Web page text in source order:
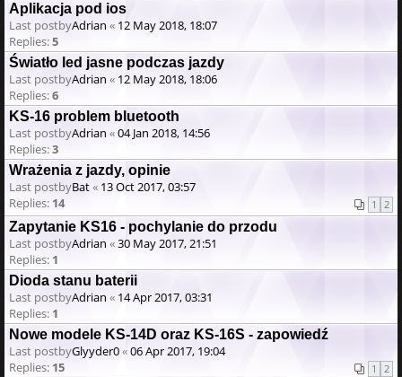
Aplikacja pod ios
Last postbyAdrian « 12 May 2018, 18:07
Replies:5
Światło led jasne podczas jazdy
Last postbyAdrian « 12 May 2018, 18:06
Replies:6
KS-16 problem bluetooth
Last postbyAdrian «04 Jan 2018, 14:56
Replies:3
Wrażenia z jazdy, opinie
Last postbyBat« 13 Oct 2017, 03:57
Replies: 14 1 2
Zapytanie KS16 - pochylanie do przodu
Last postbyAdrian «30 May 2017, 21:51
Replies: 1
Dioda stanu baterii
Last postbyAdrian « 14 Apr 2017, 03:31
Replies: 1
Nowe modele KS-14D oraz KS-16S - zapowiedź
Last postbyGlyyder0«06 Apr 2017, 19:04
Replies: 15 1 2